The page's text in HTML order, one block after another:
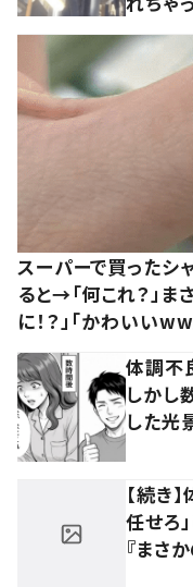
スーパーで買ったシ
ると→「何これ？」
に！？」「かわいいww
体調不
しかし
した光
【続き
任せろ
『まさ